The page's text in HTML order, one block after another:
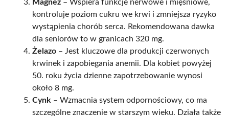
Magnez – Wspiera funkcje nerwowe i mięśniowe,
kontroluje poziom cukru we krwi i zmniejsza ryzyko
wystąpienia chorób serca. Rekomendowana dawka
dla seniorów to w granicach 320 mg.
Żelazo – Jest kluczowe dla produkcji czerwonych
krwinek i zapobiegania anemii. Dla kobiet powyżej
50. roku życia dzienne zapotrzebowanie wynosi
około 8 mg.
Cynk – Wzmacnia system odpornościowy, co ma
szczególne znaczenie w starszym wieku. Działa także